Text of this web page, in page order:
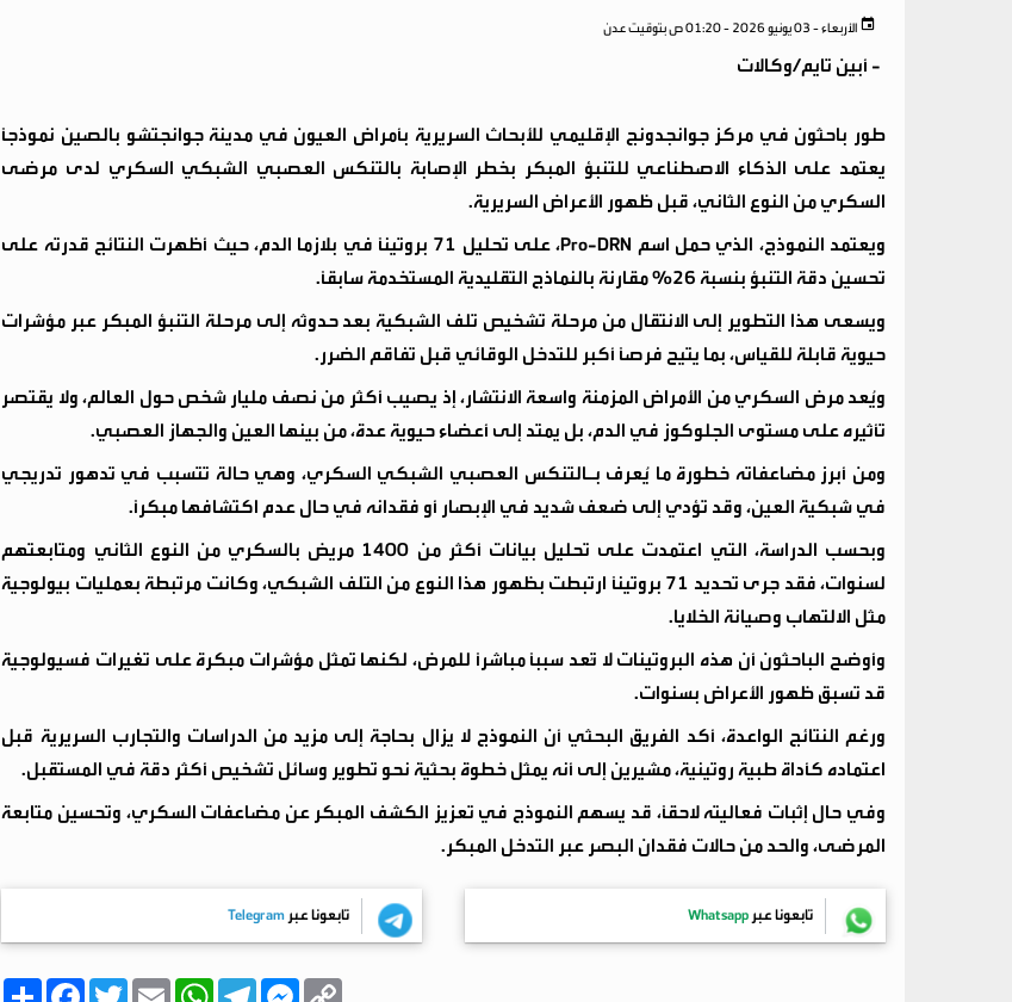
الأربعاء - 03 يونيو 2026 - 01:20 ص بتوقيت عدن
- أبين تايم/وكالات
طور باحثون في مركز جوانجدونج الإقليمي للأبحاث السريرية بأمراض العيون في مدينة جوانجتشو بالصين نموذجًا
يعتمد على الذكاء الاصطناعي للتنبؤ المبكر بخطر الإصابة بالتنكس العصبي الشبكي السكري لدى مرضى
السكري من النوع الثاني، قبل ظهور الأعراض السريرية.
ويعتمد النموذج، الذي حمل اسم Pro-DRN، على تحليل 71 بروتينًا في بلازما الدم، حيث أظهرت النتائج قدرته على
تحسين دقة التنبؤ بنسبة 26% مقارنة بالنماذج التقليدية المستخدمة سابقًا.
ويسعى هذا التطوير إلى الانتقال من مرحلة تشخيص تلف الشبكية بعد حدوثه إلى مرحلة التنبؤ المبكر عبر مؤشرات
حيوية قابلة للقياس، بما يتيح فرصًا أكبر للتدخل الوقائي قبل تفاقم الضرر.
ويُعد مرض السكري من الأمراض المزمنة واسعة الانتشار، إذ يصيب أكثر من نصف مليار شخص حول العالم، ولا يقتصر
تأثيره على مستوى الجلوكوز في الدم، بل يمتد إلى أعضاء حيوية عدة، من بينها العين والجهاز العصبي.
ومن أبرز مضاعفاته خطورة ما يُعرف بـالتنكس العصبي الشبكي السكري، وهي حالة تتسبب في تدهور تدريجي
في شبكية العين، وقد تؤدي إلى ضعف شديد في الإبصار أو فقدانه في حال عدم اكتشافها مبكرًا.
وبحسب الدراسة، التي اعتمدت على تحليل بيانات أكثر من 1400 مريض بالسكري من النوع الثاني ومتابعتهم
لسنوات، فقد جرى تحديد 71 بروتينًا ارتبطت بظهور هذا النوع من التلف الشبكي، وكانت مرتبطة بعمليات بيولوجية
مثل الالتهاب وصيانة الخلايا.
وأوضح الباحثون أن هذه البروتينات لا تُعد سببًا مباشرًا للمرض، لكنها تمثل مؤشرات مبكرة على تغيرات فسيولوجية
قد تسبق ظهور الأعراض بسنوات.
ورغم النتائج الواعدة، أكد الفريق البحثي أن النموذج لا يزال بحاجة إلى مزيد من الدراسات والتجارب السريرية قبل
اعتماده كأداة طبية روتينية، مشيرين إلى أنه يمثل خطوة بحثية نحو تطوير وسائل تشخيص أكثر دقة في المستقبل.
وفي حال إثبات فعاليته لاحقًا، قد يسهم النموذج في تعزيز الكشف المبكر عن مضاعفات السكري، وتحسين متابعة
المرضى، والحد من حالات فقدان البصر عبر التدخل المبكر.
تابعونا عبر Whatsapp تابعونا عبر Telegram
ا
F
T
E
W
T
M
C